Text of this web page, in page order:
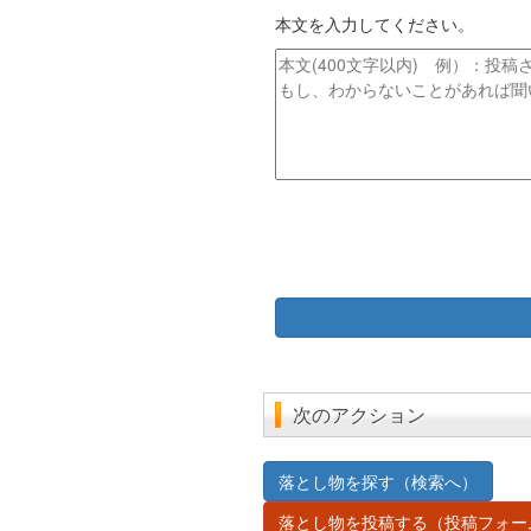
レ
ス
ト
ル
本文を入力してください。
本
文
次のアクション
落とし物を探す（検索へ）
落とし物を投稿する（投稿フォ